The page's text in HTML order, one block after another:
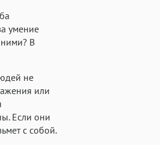
умение
В
не
или
Если они
с собой.